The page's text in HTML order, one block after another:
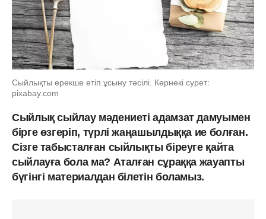
Сыйлықты ерекше етіп ұсыну тәсілі. Көрнекі сурет:
pixabay.com
Сыйлық сыйлау мәдениеті адамзат дамуымен
бірге өзгеріп, түрлі жаңашылдыққа ие болған.
Сізге табысталған сыйлықты біреуге қайта
сыйлауға бола ма? Аталған сұраққа жауапты
бүгінгі материалдан білетін боламыз.